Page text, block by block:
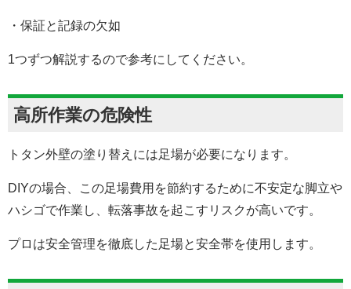
・保証と記録の欠如
1つずつ解説するので参考にしてください。
高所作業の危険性
トタン外壁の塗り替えには足場が必要になります。
DIYの場合、この足場費用を節約するために不安定な脚立や
ハシゴで作業し、転落事故を起こすリスクが高いです。
プロは安全管理を徹底した足場と安全帯を使用します。